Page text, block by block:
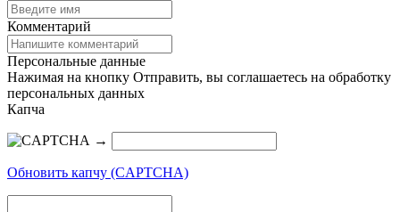
Комментарий
Персональные данные
Нажимая на кнопку Отправить, вы соглашаетесь на обработку
персональных данных
Капча
→
Обновить капчу (CAPTCHA)